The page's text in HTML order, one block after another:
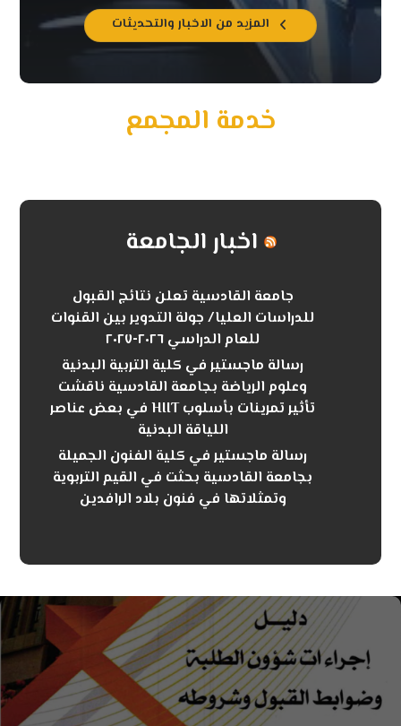
المزيد من الاخبار والتحديثات
خدمة المجمع
اخبار الجامعة
جامعة القادسية تعلن نتائج القبول
للدراسات العليا/ جولة التدوير بين القنوات
للعام الدراسي ٢٠٢٦-٢٠٢٧
رسالة ماجستير في كلية التربية البدنية
وعلوم الرياضة بجامعة القادسية ناقشت
تأثير تمرينات بأسلوب HIIT في بعض عناصر
اللياقة البدنية
رسالة ماجستير في كلية الفنون الجميلة
بجامعة القادسية بحثت في القيم التربوية
وتمثلاتها في فنون بلاد الرافدين